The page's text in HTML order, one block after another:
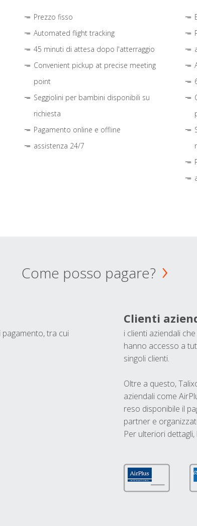
Prezzo fisso
Automated flight tracking
45 minuti di attesa dopo l'atterraggio
Convenient pickup at precise meeting
point
Seggiolini per bambini disponibili su
richiesta
Pagamento online e offline
assistenza 24/7
Come posso pagare?
tra cui
Clienti
i clienti aziendali
hanno accesso a
singoli clienti.
Oltre a questo,
aziendali come
reso disponibile il
partner e
Per ulteriori dettagli,